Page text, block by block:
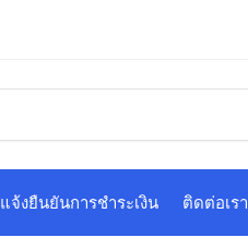
แจ้งยืนยันการชำระเงิน ติดต่อเรา